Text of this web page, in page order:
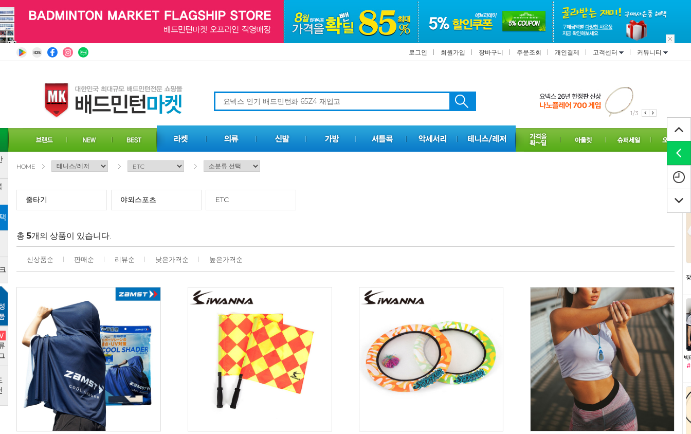
로그인 회원가입 장바구니 주문조회 개인결제 고객센터 커뮤니티
1/3
HOME
줄타기 야외스포츠 ETC
총5개의 상품이 있습니다.
신상품순 판매순 리뷰순 낮은가격순 높은가격순